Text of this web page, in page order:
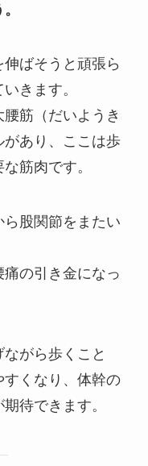
ばそうと頑張ら
きます。
筋（だいようき
があり、ここは歩
筋肉です。
股関節をまたい
の引き金になっ
がら歩くこと
くなり、体幹の
待できます。